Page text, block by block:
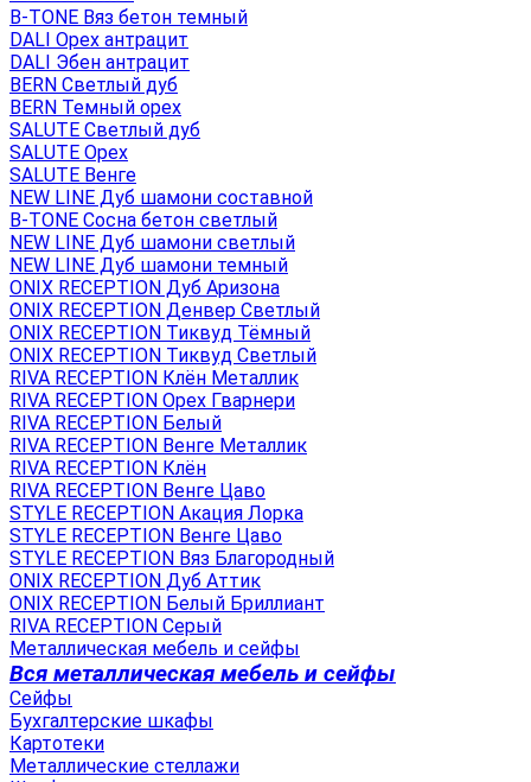
B-TONE Вяз бетон темный
DALI Орех антрацит
DALI Эбен антрацит
BERN Светлый дуб
BERN Темный орех
SALUTE Светлый дуб
SALUTE Орех
SALUTE Венге
NEW LINE Дуб шамони составной
B-TONE Сосна бетон светлый
NEW LINE Дуб шамони светлый
NEW LINE Дуб шамони темный
ONIX RECEPTION Дуб Аризона
ONIX RECEPTION Денвер Светлый
ONIX RECEPTION Тиквуд Тёмный
ONIX RECEPTION Тиквуд Светлый
RIVA RECEPTION Клён Металлик
RIVA RECEPTION Орех Гварнери
RIVA RECEPTION Белый
RIVA RECEPTION Венге Металлик
RIVA RECEPTION Клён
RIVA RECEPTION Венге Цаво
STYLE RECEPTION Акация Лорка
STYLE RECEPTION Венге Цаво
STYLE RECEPTION Вяз Благородный
ONIX RECEPTION Дуб Аттик
ONIX RECEPTION Белый Бриллиант
RIVA RECEPTION Серый
Металлическая мебель и сейфы
Вся металлическая мебель и сейфы
Сейфы
Бухгалтерские шкафы
Картотеки
Металлические стеллажи